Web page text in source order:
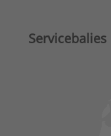
Servicebalies